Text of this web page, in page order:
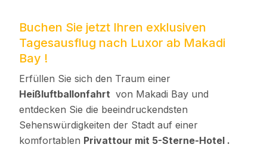
Buchen Sie jetzt Ihren exklusiven
Tagesausflug nach Luxor ab Makadi
Bay !
Erfüllen Sie sich den Traum einer
Heißluftballonfahrt von Makadi Bay und
entdecken Sie die beeindruckendsten
Sehenswürdigkeiten der Stadt auf einer
komfortablen Privattour mit 5-Sterne-Hotel .